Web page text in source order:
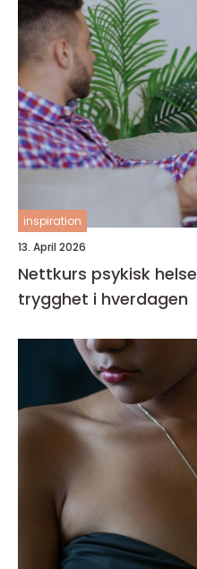
inspiration
13. April 2026
Nettkurs psykisk helse fleksibel læring for økt
trygghet i hverdagen